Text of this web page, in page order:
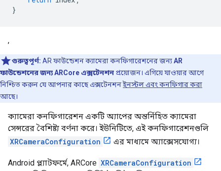
}
,
গুরুত্বপূর্ণ: AR ফাউন্ডেশন ক্যামেরা কনফিগারেশনের জন্যAR
ফাউন্ডেশনের জন্য ARCore এক্সটেনশন প্রয়োজন। এগিয়ে যাওয়ার আগে
নিশ্চিত করুন যে আপনার কাছে এক্সটেনশনইনস্টল এবং কনফিগার করা
আছে।
ক্যামেরা কনফিগারেশন একটি অ্যাপের অন্তর্নিহিত ক্যামেরা
সেন্সরের বৈশিষ্ট্য বর্ণনা করে। ইউনিটিতে, এই কনফিগারেশনগুলি
XRCameraConfiguration
এর মাধ্যমে অ্যাক্সেসযোগ্য।
Android প্ল্যাটফর্মে, ARCore XRCameraConfiguration